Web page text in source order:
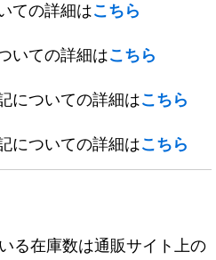
ての詳細はこちら
いての詳細はこちら
についての詳細はこちら
についての詳細はこちら
る在庫数は通販サイト上の